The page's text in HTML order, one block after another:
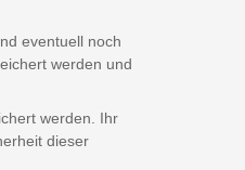
eventuell noch
werden und
werden. Ihr
dieser